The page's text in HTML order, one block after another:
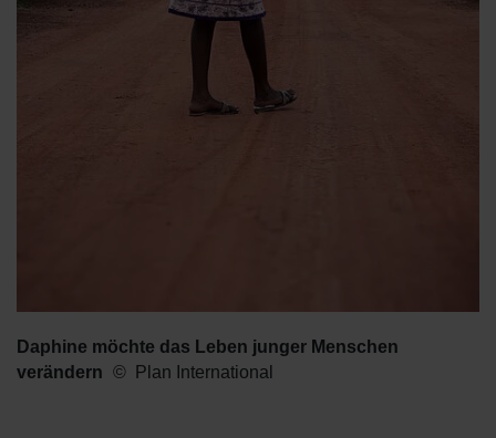
Daphine möchte das Leben junger Menschen
verändern
Plan International